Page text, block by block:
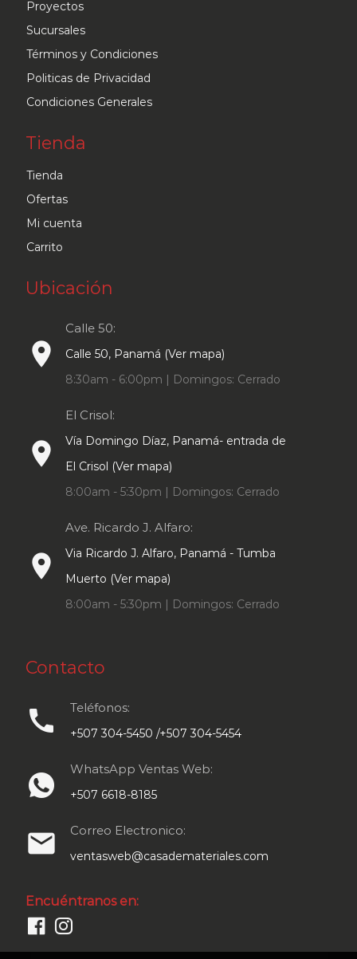
Proyectos
Sucursales
Términos y Condiciones
Politicas de Privacidad
Condiciones Generales
Tienda
Tienda
Ofertas
Mi cuenta
Carrito
Ubicación
place
Calle 50:
Calle 50, Panamá (Ver mapa)
8:30am - 6:00pm | Domingos: Cerrado
place
El Crisol:
Vía Domingo Díaz, Panamá- entrada de
El Crisol (Ver mapa)
8:00am - 5:30pm | Domingos: Cerrado
place
Ave. Ricardo J. Alfaro:
Via Ricardo J. Alfaro, Panamá - Tumba
Muerto (Ver mapa)
8:00am - 5:30pm | Domingos: Cerrado
Contacto
call Teléfonos:
+507 304-5450 /+507 304-5454
WhatsApp Ventas Web:
+507 6618-8185
email Correo Electronico:
ventasweb@casademateriales.com
Encuéntranos en: